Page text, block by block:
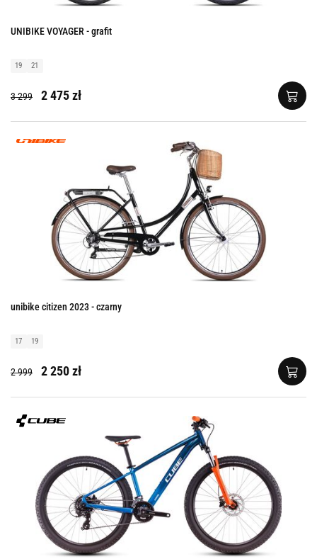
UNIBIKE VOYAGER - grafit
19 21
3 299 2 475 zł
unibike citizen 2023 - czarny
17 19
2 999 2 250 zł